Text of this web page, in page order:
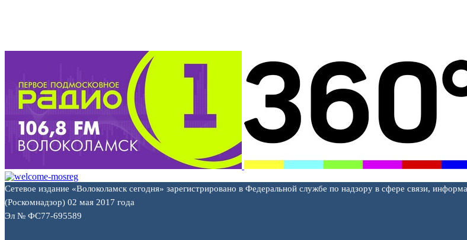
Сетевое издание «Волоколамск сегодня» зарегистрировано в Федеральной службе по надзору в сфере связи,
(Роскомнадзор) 02 мая 2017 года
Эл № ФС77-695589